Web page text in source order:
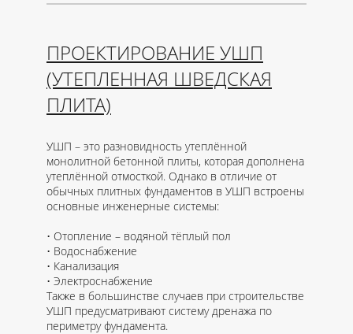
ПРОЕКТИРОВАНИЕ УШП
(УТЕПЛЕННАЯ ШВЕДСКАЯ
ПЛИТА)
УШП – это разновидность утеплённой
монолитной бетонной плиты, которая дополнена
утеплённой отмосткой. Однако в отличие от
обычных плитных фундаментов в УШП встроены
основные инженерные системы:
Отопление – водяной тёплый пол
Водоснабжение
Канализация
Электроснабжение
Также в большинстве случаев при строительстве
УШП предусматривают систему дренажа по
периметру фундамента.